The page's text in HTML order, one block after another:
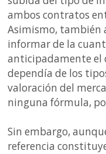
ambos contratos
Asimismo, también
informar de la
anticipadamente
dependía de los
valoración del
ninguna fórmula,
Sin embargo,
referencia